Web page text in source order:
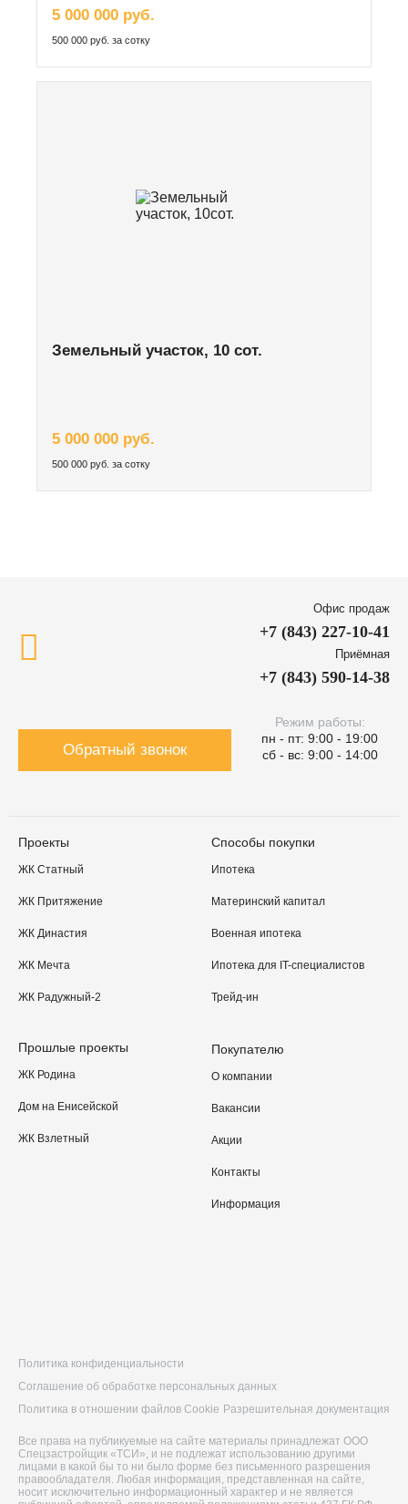
5 000 000 руб.
500 000 руб. за сотку
Земельный участок, 10 сот.
5 000 000 руб.
500 000 руб. за сотку
Офис продаж
+7 (843) 227-10-41
Приёмная
+7 (843) 590-14-38
Обратный звонок
Режим работы:
пн - пт: 9:00 - 19:00
сб - вс: 9:00 - 14:00
Проекты
ЖК Статный
ЖК Притяжение
ЖК Династия
ЖК Мечта
ЖК Радужный-2
Прошлые проекты
ЖК Родина
Дом на Енисейской
ЖК Взлетный
Способы покупки
Ипотека
Материнский капитал
Военная ипотека
Ипотека для IT-специалистов
Трейд-ин
Покупателю
О компании
Вакансии
Акции
Контакты
Информация
Политика конфиденциальности
Соглашение об обработке персональных данных
Политика в отношении файлов Cookie Разрешительная документация
Все права на публикуемые на сайте материалы принадлежат ООО
Спецзастройщик «ТСИ», и не подлежат использованию другими
лицами в какой бы то ни было форме без письменного разрешения
правообладателя. Любая информация, представленная на сайте,
носит исключительно информационный характер и не является